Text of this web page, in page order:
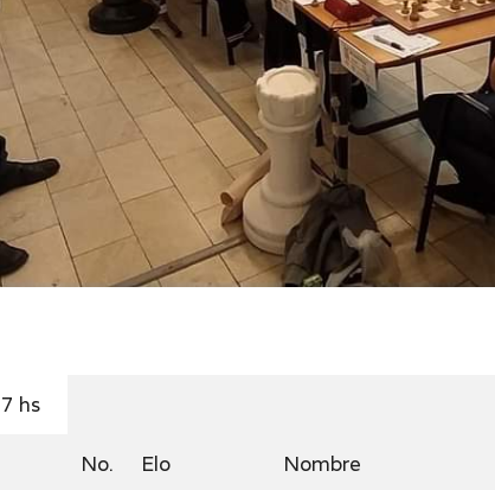
hs
No. Elo Nombre